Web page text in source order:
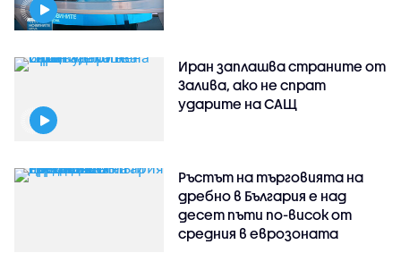
Иран заплашва страните от
Залива, ако не спрат
ударите на САЩ
Ръстът на търговията на
дребно в България е над
десет пъти по-висок от
средния в еврозоната